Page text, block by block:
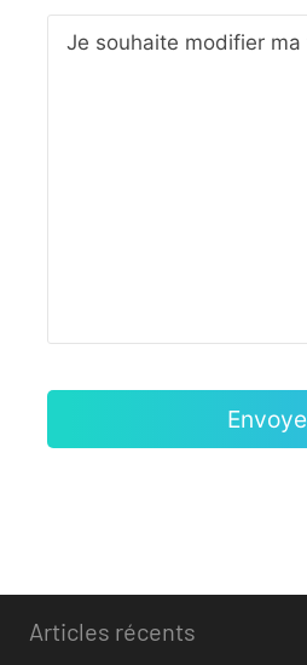
Articles récents